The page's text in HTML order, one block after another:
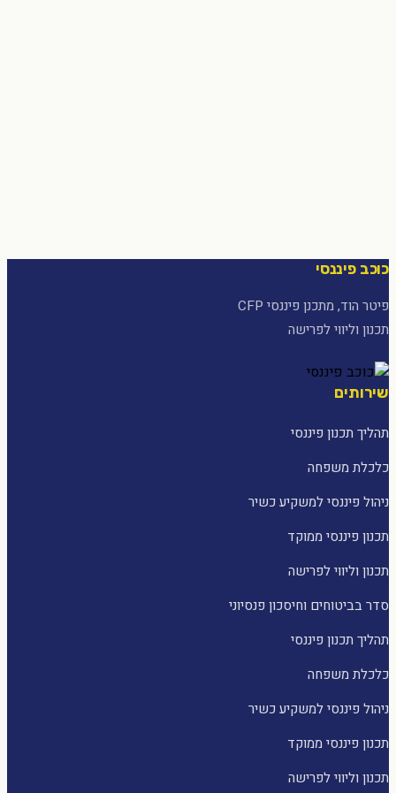
כוכב פיננסי
פיטר הוד, מתכנן פיננסי CFP
תכנון וליווי לפרישה
שירותים
תהליך תכנון פיננסי
כלכלת משפחה
ניהול פיננסי למשקיע כשיר
תכנון פיננסי ממוקד
תכנון וליווי לפרישה
סדר בביטוחים וחיסכון פנסיוני
תהליך תכנון פיננסי
כלכלת משפחה
ניהול פיננסי למשקיע כשיר
תכנון פיננסי ממוקד
תכנון וליווי לפרישה